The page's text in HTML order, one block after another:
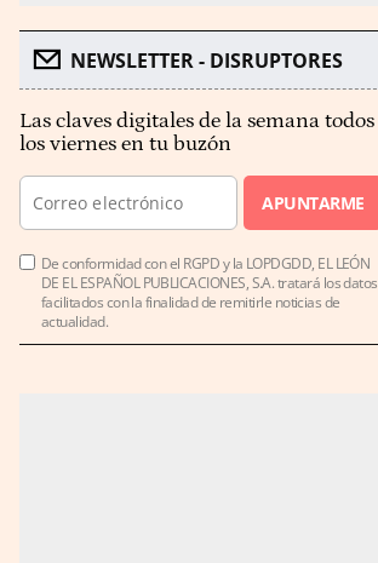
NEWSLETTER - DISRUPTORES
Las claves digitales de la semana todos
los viernes en tu buzón
APUNTARME
De conformidad con el RGPD y la LOPDGDD, EL LEÓN
DE EL ESPAÑOL PUBLICACIONES, S.A. tratará los datos
facilitados con la finalidad de remitirle noticias de
actualidad.